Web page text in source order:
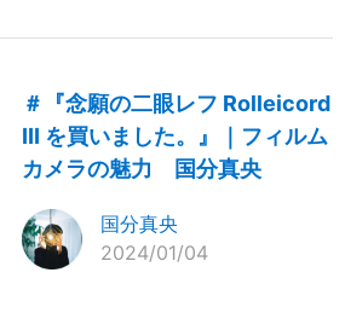
＃『念願の二眼レフ Rolleicord
III を買いました。』｜フィルム
カメラの魅力 国分真央
国分真央
2024/01/04